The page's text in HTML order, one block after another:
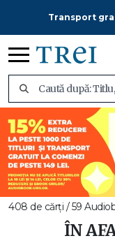
Transport
408 de cărți / 59
ÎN